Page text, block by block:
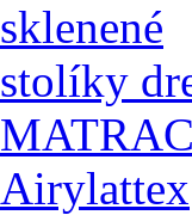
sklenené
stolíky
Airylattex